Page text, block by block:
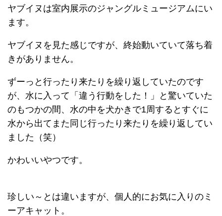
ヤブイヌは室内展示のジャングルミュージアムにい
ます。
ヤブイヌを見た感じですが、終始動いていて落ち着
きがありません。
ずーっと行ったり来たりを繰り返していたのです
が、水に入って「違う行動をした！」と驚いていた
のもつかの間、水の中を犬かきで1周するとすぐに
水から出てまた同じ行ったり来たりを繰り返してい
ました（笑）
かわいいやつです。
珍しい～とは違いますが、個人的にお気に入りのミ
ーアキャット。